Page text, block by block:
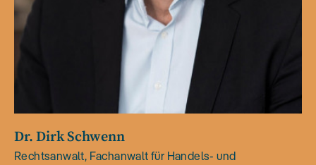
Dr. Dirk Schwenn
Rechtsanwalt, Fachanwalt für Handels- und